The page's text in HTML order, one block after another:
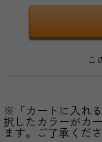
こ
※「カートに入れ
択したカラーがカ
ます。ご了承くださ